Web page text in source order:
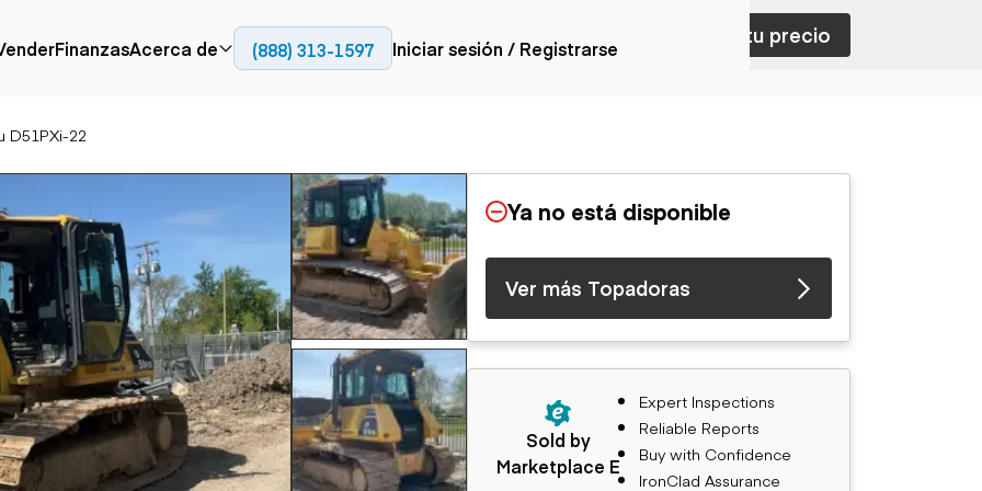
Aérea
Camiones con
Grúas
Carretillas elevadoras
Ascensores
Manipuladores
telescópicos
Movimiento de
tierra
Retroexcavadoras
Topadoras
Cargadoras compactas
Fresadoras en frío
Compactadores
Adoquines
Recuperadores de
carreteras
Generación de
energía
Generadores
Camiones articulados
Camiones con
plataforma
Camiones volquetes
Camiones de
transporte
Camiones fuera de
carretera
Camiones de servicio
Camiones especiales
Camiones con
remolque cisterna
FinanzasAcerca de
(888) 313-1597 Iniciar sesión / Registrarse
D51PXi-22
Contactar con ventas Nombra tu precio
Ya no está disponible
Ver más Topadoras
Sold by
Marketplace E
Expert Inspections
Reliable Reports
Buy with Confidence
IronClad Assurance